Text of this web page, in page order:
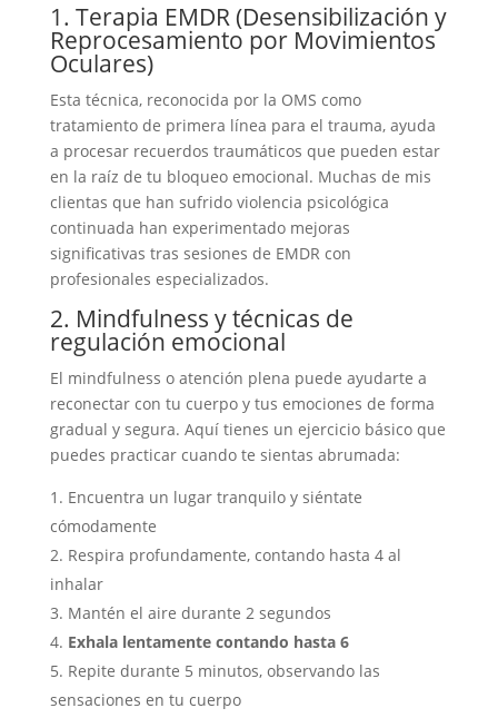
1. Terapia EMDR (Desensibilización y
Reprocesamiento por Movimientos
Oculares)
Esta técnica, reconocida por la OMS como
tratamiento de primera línea para el trauma, ayuda
a procesar recuerdos traumáticos que pueden estar
en la raíz de tu bloqueo emocional. Muchas de mis
clientas que han sufrido violencia psicológica
continuada han experimentado mejoras
significativas tras sesiones de EMDR con
profesionales especializados.
2. Mindfulness y técnicas de
regulación emocional
El mindfulness o atención plena puede ayudarte a
reconectar con tu cuerpo y tus emociones de forma
gradual y segura. Aquí tienes un ejercicio básico que
puedes practicar cuando te sientas abrumada:
Encuentra un lugar tranquilo y siéntate
cómodamente
Respira profundamente, contando hasta 4 al
inhalar
Mantén el aire durante 2 segundos
Exhala lentamente contando hasta 6
Repite durante 5 minutos, observando las
sensaciones en tu cuerpo